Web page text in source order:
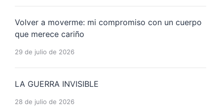
Volver a moverme: mi compromiso con un cuerpo
que merece cariño
29 de julio de 2026
LA GUERRA INVISIBLE
28 de julio de 2026